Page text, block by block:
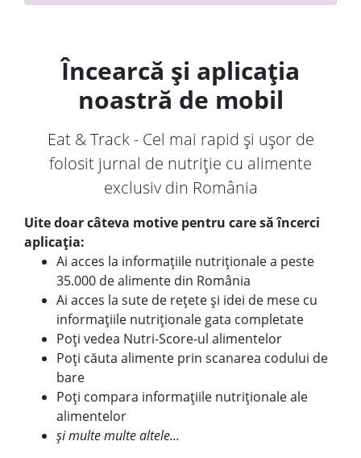
Încearcă și aplicația
noastră de mobil
Eat & Track - Cel mai rapid și ușor de
folosit jurnal de nutriție cu alimente
exclusiv din România
Uite doar câteva motive pentru care să încerci
aplicația:
Ai acces la informațiile nutriționale a peste
35.000 de alimente din România
Ai acces la sute de rețete și idei de mese cu
informațiile nutriționale gata completate
Poți vedea Nutri-Score-ul alimentelor
Poți căuta alimente prin scanarea codului de
bare
Poți compara informațiile nutriționale ale
alimentelor
și multe multe altele...